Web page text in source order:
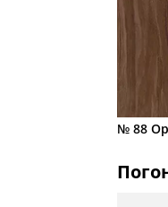
№ 88